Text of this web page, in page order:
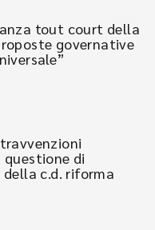
tout court della
governative
di
c.d. riforma